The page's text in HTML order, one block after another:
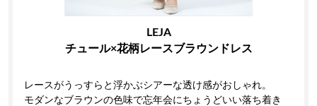
LEJA
チュール×花柄レースブラウンドレス
レースがうっすらと浮かぶシアーな透け感がおしゃれ。
モダンなブラウンの色味で忘年会にちょうどいい落ち着き